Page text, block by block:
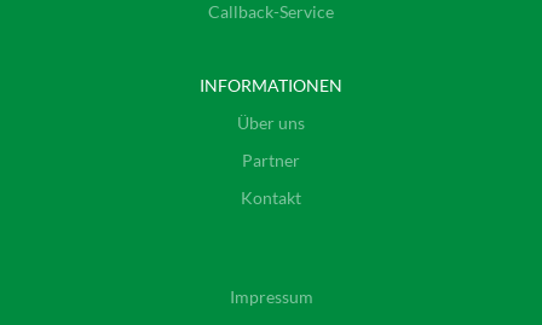
Callback-Service
INFORMATIONEN
Über uns
Partner
Kontakt
Impressum